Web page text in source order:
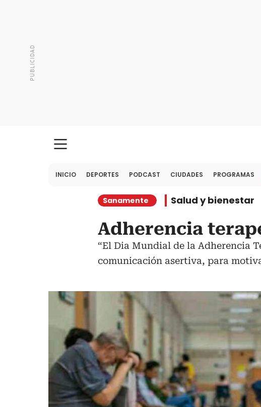
INICIO DEPORTES PODCAST CIUDADES PROGRAMAS
Sanamente Salud y bienestar
Adherencia
“El Dia Mundial de la Adherencia
comunicación asertiva, para